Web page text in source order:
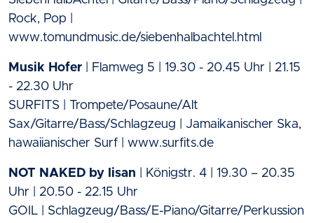
Rock, Pop |
www.tomundmusic.de/siebenhalbachtel.html
Musik Hofer | Flamweg 5 | 19.30 - 20.45 Uhr | 21.15
- 22.30 Uhr
SURFITS | Trompete/Posaune/Alt
Sax/Gitarre/Bass/Schlagzeug | Jamaikanischer Ska,
hawaiianischer Surf | www.surfits.de
NOT NAKED by lisan | Königstr. 4 | 19.30 – 20.35
Uhr | 20.50 - 22.15 Uhr
GOIL | Schlagzeug/Bass/E-Piano/Gitarre/Perkussion